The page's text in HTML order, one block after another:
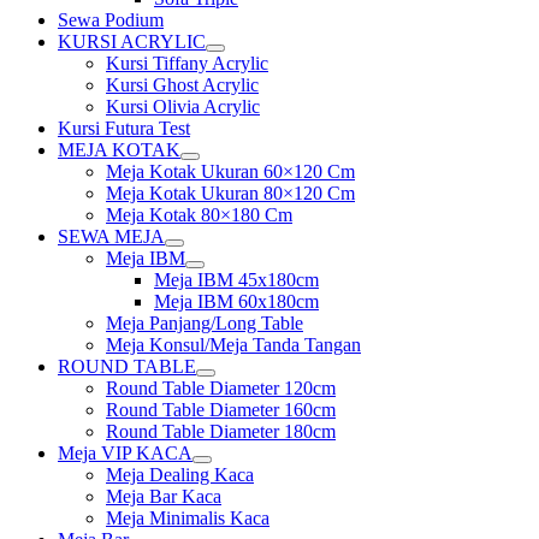
Sewa Podium
KURSI ACRYLIC
Show
sub
menu
Kursi Tiffany Acrylic
Kursi Ghost Acrylic
Kursi Olivia Acrylic
Kursi Futura Test
MEJA KOTAK
Show
sub
menu
Meja Kotak Ukuran 60×120 Cm
Meja Kotak Ukuran 80×120 Cm
Meja Kotak 80×180 Cm
SEWA MEJA
Show
sub
menu
Meja IBM
Show
sub
menu
Meja IBM 45x180cm
Meja IBM 60x180cm
Meja Panjang/Long Table
Meja Konsul/Meja Tanda Tangan
ROUND TABLE
Show
sub
menu
Round Table Diameter 120cm
Round Table Diameter 160cm
Round Table Diameter 180cm
Meja VIP KACA
Show
sub
menu
Meja Dealing Kaca
Meja Bar Kaca
Meja Minimalis Kaca